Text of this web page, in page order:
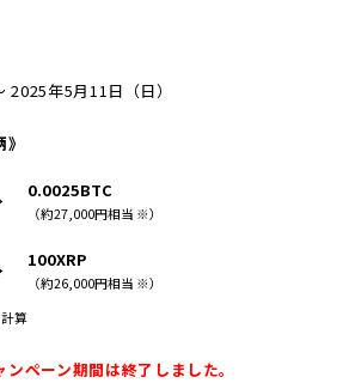
年5月11日（日）
0.0025BTC
（約27,000円相当 ※）
100XRP
（約26,000円相当 ※）
算
ペーン期間は終了しました。